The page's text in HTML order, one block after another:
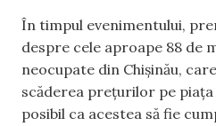
În timpul evenimentului,
despre cele aproape 88 de
neocupate din Chișinău,
scăderea prețurilor pe piața
posibil ca acestea să fie